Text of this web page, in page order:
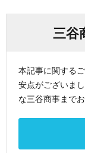
三谷
本記事に関する
安点がございま
な三谷商事まで